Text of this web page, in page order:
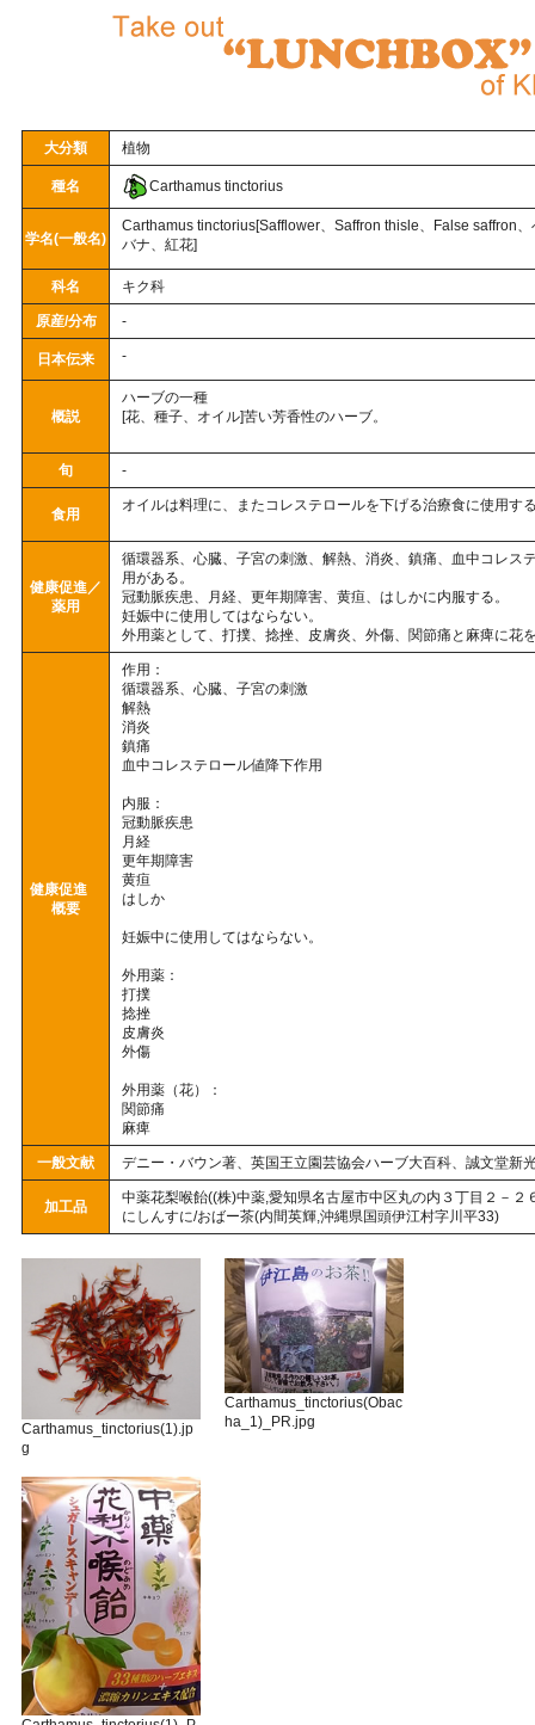
大分類 植物
種名 Carthamus tinctorius
学名(一般名)
Carthamus tinctorius[Safflower、Saffron thisle、False saffron
バナ、紅花]
科名 キク科
原産/分布 -
日本伝来 -
概説
ハーブの一種
[花、種子、オイル]苦い芳香性のハーブ。
旬 -
食用
オイルは料理に、またコレステロールを下げる治療食に使用す
健康促進／
薬用
循環器系、心臓、子宮の刺激、解熱、消炎、鎮痛、血中コレス
用がある。
冠動脈疾患、月経、更年期障害、黄疸、はしかに内服する。
妊娠中に使用してはならない。
外用薬として、打撲、捻挫、皮膚炎、外傷、関節痛と麻痺に花
健康促進
概要
作用：
循環器系、心臓、子宮の刺激
解熱
消炎
鎮痛
血中コレステロール値降下作用
内服：
冠動脈疾患
月経
更年期障害
黄疸
はしか
妊娠中に使用してはならない。
外用薬：
打撲
捻挫
皮膚炎
外傷
外用薬（花）：
関節痛
麻痺
一般文献 デニー・バウン著、英国王立園芸協会ハーブ大百科、誠文堂新
加工品
中薬花梨喉飴((株)中薬,愛知県名古屋市中区丸の内３丁目２－２
にしんすに/おばー茶(内間英輝,沖縄県国頭伊江村字川平33)
Carthamus_tinctorius(1).jp
g
Carthamus_tinctorius(Obac
ha_1)_PR.jpg